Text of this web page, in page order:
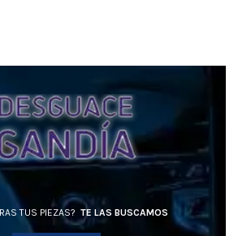
TUS PIEZAS? TE LAS BUSCAMOS